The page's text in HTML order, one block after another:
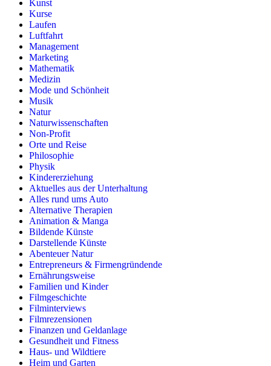
Kunst
Kurse
Laufen
Luftfahrt
Management
Marketing
Mathematik
Medizin
Mode und Schönheit
Musik
Natur
Naturwissenschaften
Non-Profit
Orte und Reise
Philosophie
Physik
Kindererziehung
Aktuelles aus der Unterhaltung
Alles rund ums Auto
Alternative Therapien
Animation & Manga
Bildende Künste
Darstellende Künste
Abenteuer Natur
Entrepreneurs & Firmengründende
Ernährungsweise
Familien und Kinder
Filmgeschichte
Filminterviews
Filmrezensionen
Finanzen und Geldanlage
Gesundheit und Fitness
Haus- und Wildtiere
Heim und Garten